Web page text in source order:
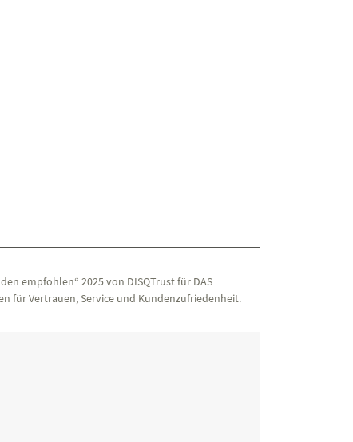
empfohlen“ 2025 von DISQTrust für DAS
für Vertrauen, Service und Kundenzufriedenheit.